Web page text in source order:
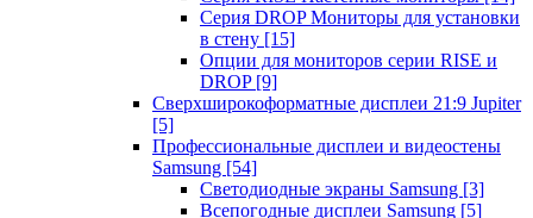
Серия DROP Мониторы для установки
в стену [15]
Опции для мониторов серии RISE и
DROP [9]
Сверхширокоформатные дисплеи 21:9 Jupiter
[5]
Профессиональные дисплеи и видеостены
Samsung [54]
Светодиодные экраны Samsung [3]
Всепогодные дисплеи Samsung [5]